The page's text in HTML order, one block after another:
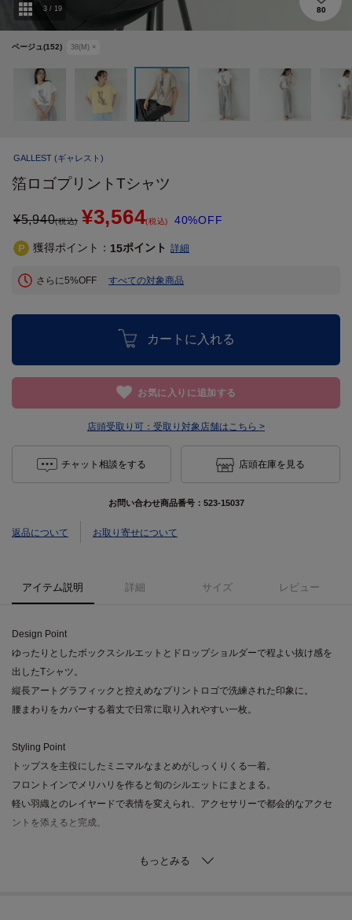
ベージュ(152) 38(M) ×
3 / 19 80
GALLEST (ギャレスト)
箔ロゴプリントTシャツ
¥5,940(税込) ¥3,564(税込) 40%OFF
獲得ポイント： 15ポイント 詳細
さらに5%OFF すべての対象商品
カートに入れる
お気に入りに追加する
店頭受取り可： 受取り対象店舗はこちら >
チャット相談をする 店頭在庫を見る
お問い合わせ商品番号： 523-15037
返品について お取り寄せについて
アイテム説明 詳細 サイズ レビュー
Design Point
ゆったりとしたボックスシルエットとドロップショルダーで程よい抜け感を
出したTシャツ。
縦長アートグラフィックと控えめなプリントロゴで洗練された印象に。
腰まわりをカバーする着丈で日常に取り入れやすい一枚。
Styling Point
トップスを主役にしたミニマルなまとめがしっくりくる一着。
フロントインでメリハリを作ると旬のシルエットにまとまる。
軽い羽織とのレイヤードで表情を変えられ、アクセサリーで都会的なアクセ
ントを添えると完成。